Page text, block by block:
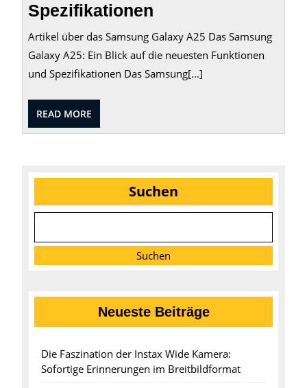
Spezifikationen
Artikel über das Samsung Galaxy A25 Das Samsung
Galaxy A25: Ein Blick auf die neuesten Funktionen
und Spezifikationen Das Samsung[...]
READ MORE
MORE
Suchen
Suchen
Neueste Beiträge
Die Faszination der Instax Wide Kamera:
Sofortige Erinnerungen im Breitbildformat